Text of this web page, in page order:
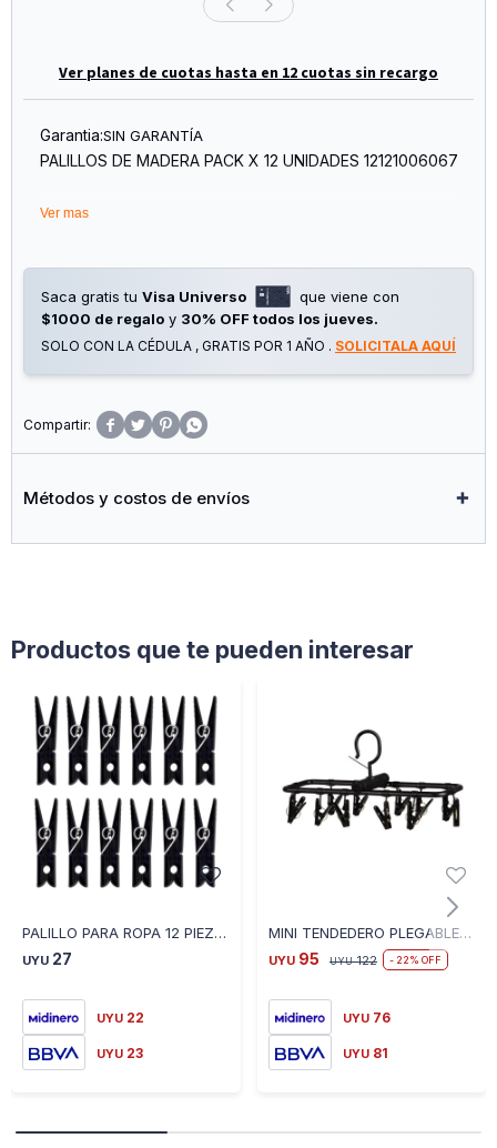
Ver planes de cuotas hasta en 12 cuotas sin recargo
Garantia:SIN GARANTÍA
PALILLOS DE MADERA PACK X 12 UNIDADES 12121006067
Ver mas
Saca gratis tu Visa Universo
que viene con
$1000 de regalo y 30% OFF todos los jueves.
SOLO CON LA CÉDULA , GRATIS POR 1 AÑO . SOLICITALA AQUÍ
   
Métodos y costos de envíos
Productos que te pueden interesar
PALILLO PARA ROPA 12 PIEZAS NEGRO - NEGRO
UYU 27
UYU 22
UYU 23
MINI TENDEDERO PLEGABLE NEGRO 12121006132
UYU 95 UYU 122 22
UYU 76
UYU 81